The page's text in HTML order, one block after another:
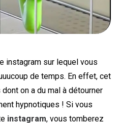
KULTT
instagram sur lequel vous
de temps. En effet, cet
on a du mal à détourner
hypnotiques ! Si vous
instagram, vous tomberez